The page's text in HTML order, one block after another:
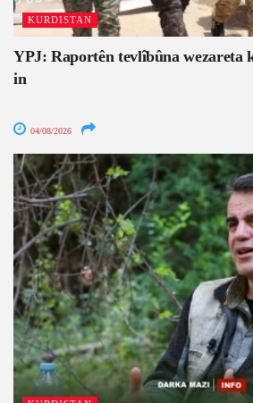
KURDISTAN
YPJ: Raportên tevlîbûna wezareta
in
04/08/2026